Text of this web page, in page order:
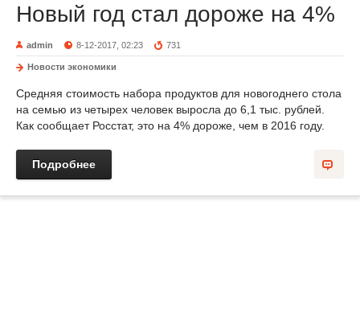
Новый год стал дороже на 4%
admin 8-12-2017, 02:23 731
Новости экономики
Средняя стоимость набора продуктов для новогоднего стола
на семью из четырех человек выросла до 6,1 тыс. рублей.
Как сообщает Росстат, это на 4% дороже, чем в 2016 году.
Подробнее